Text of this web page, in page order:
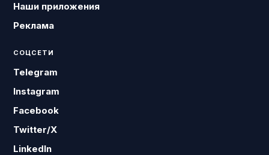
Наши приложения
Реклама
СОЦСЕТИ
Telegram
Instagram
Facebook
Twitter/X
LinkedIn